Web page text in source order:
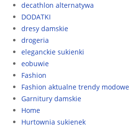
decathlon alternatywa
DODATKI
dresy damskie
drogeria
eleganckie sukienki
eobuwie
Fashion
Fashion aktualne trendy modowe
Garnitury damskie
Home
Hurtownia sukienek